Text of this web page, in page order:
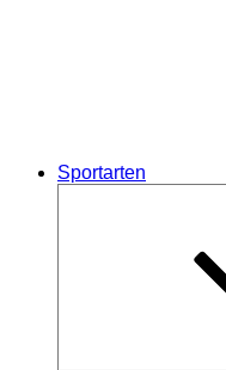
Sportarten